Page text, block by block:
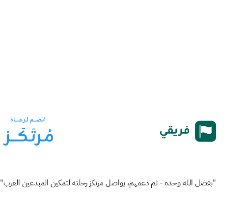
"بفضل الله وحده - ثم دعمهم، يواصل مرتكز رحلته لتمكين المبدعين العرب"